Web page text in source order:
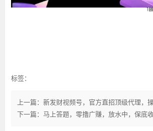
标签：
上一篇：新发财视频号，官方直招顶级代理，
下一篇：马上答题，零撸广赚，放水中，保底